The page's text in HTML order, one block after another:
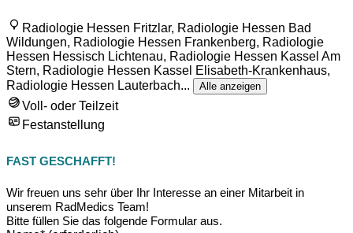
Radiologie Hessen Fritzlar, Radiologie Hessen Bad
Wildungen, Radiologie Hessen Frankenberg, Radiologie
Hessen Hessisch Lichtenau, Radiologie Hessen Kassel Am
Stern, Radiologie Hessen Kassel Elisabeth-Krankenhaus,
Radiologie Hessen Lauterbach... Alle anzeigen
Voll- oder Teilzeit
Festanstellung
FAST GESCHAFFT!
Wir freuen uns sehr über Ihr Interesse an einer Mitarbeit in
unserem RadMedics Team!
Bitte füllen Sie das folgende Formular aus.